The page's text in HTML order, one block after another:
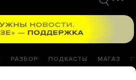
РАЗБОР ПОДКАСТЫ МАГАЗ